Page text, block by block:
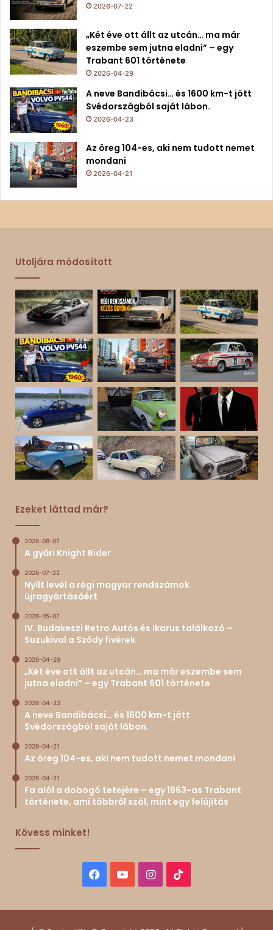
2026-07-22
„Két éve ott állt az utcán… ma már
eszembe sem jutna eladni” – egy
Trabant 601 története
2026-04-29
A neve Bandibácsi… és 1600 km-t jött
Svédországból saját lábon.
2026-04-23
Az öreg 104-es, aki nem tudott nemet
mondani
2026-04-21
Utoljára módosított
Ezeket láttad már?
2026-08-07
A győri Knight Rider
2026-07-22
Nyílt levél a régi magyar rendszámok
újragyártásáért
2026-05-07
IV. Budakeszi Retro Autós és Ikarus találkozó –
Suzukival a Sződy fivérek
2026-04-29
„Két éve ott állt az utcán… ma már eszembe sem
jutna eladni” – egy Trabant 601 története
2026-04-23
A neve Bandibácsi… és 1600 km-t jött
Svédországból saját lábon.
2026-04-21
Az öreg 104-es, aki nem tudott nemet mondani
2026-04-21
Fa alól a dobogó tetejére – egy 1963-as Trabant
története, ami többről szól, mint egy felújítás
Kövess minket!
Facebook
YouTubeInstagram